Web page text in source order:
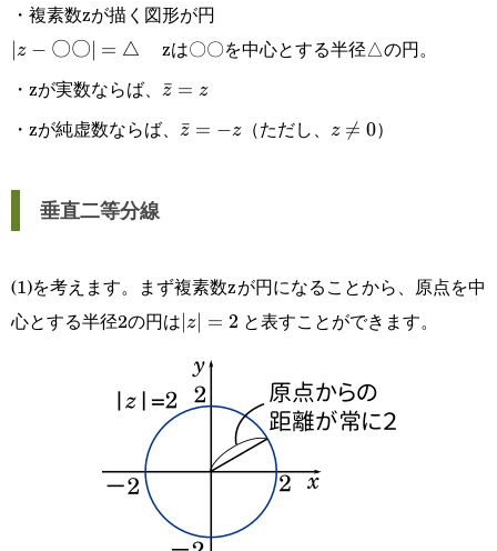
〇}|=|z-
\text{△△}|
・複素数zが描く図形が円
|z-
\text{〇
〇}|=△
z − 〇〇 = △
zは〇〇を中心とする半径△の円。
・zが実数ならば、 \bar
z=z
z
ˉ = z
・zが純虚数ならば、 \bar
z
ˉ = −z（ただし、 z\not
z 
= 0）
垂直二等分線
(1)を考えます。まず複素数zが円になることから、原点を中
心とする半径2の円は |z|=2
z∣ = 2 と表すことができます。